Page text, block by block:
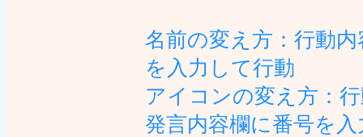
名前の変え方：行動
を入力して行動
アイコンの変え方：
発言内容欄に番号を